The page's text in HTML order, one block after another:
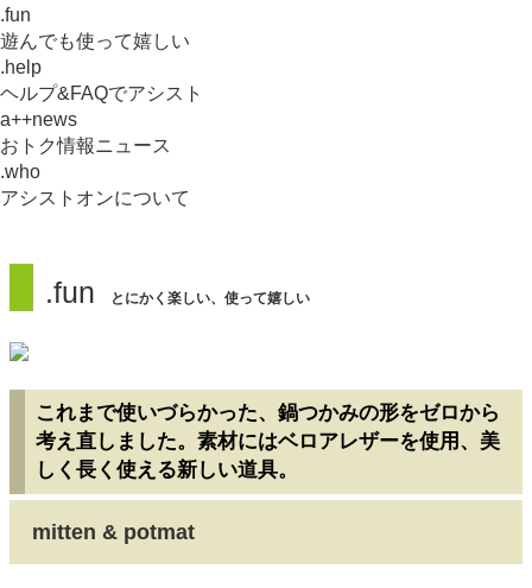
.fun とにかく楽しい、使って嬉しい
これまで使いづらかった、鍋つかみの形をゼロから
考え直しました。素材にはベロアレザーを使用、美
しく長く使える新しい道具。
mitten & potmat
.fun
遊んでも使って嬉しい
.help
ヘルプ&FAQでアシスト
a++news
おトク情報ニュース
.who
アシストオンについて